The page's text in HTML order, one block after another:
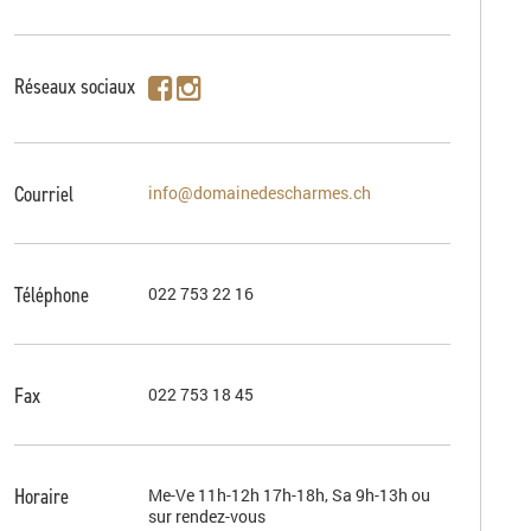
Réseaux sociaux
Courriel info@domainedescharmes.ch
Téléphone 022 753 22 16
Fax 022 753 18 45
Horaire
Me-Ve 11h-12h 17h-18h, Sa 9h-13h ou
sur rendez-vous